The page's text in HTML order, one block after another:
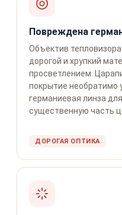
Повреждена
Объектив
дорогой и хрупкий
просветлением.
покрытие необратимо
германиевая линза
существенную часть
ДОРОГАЯ ОПТИКА